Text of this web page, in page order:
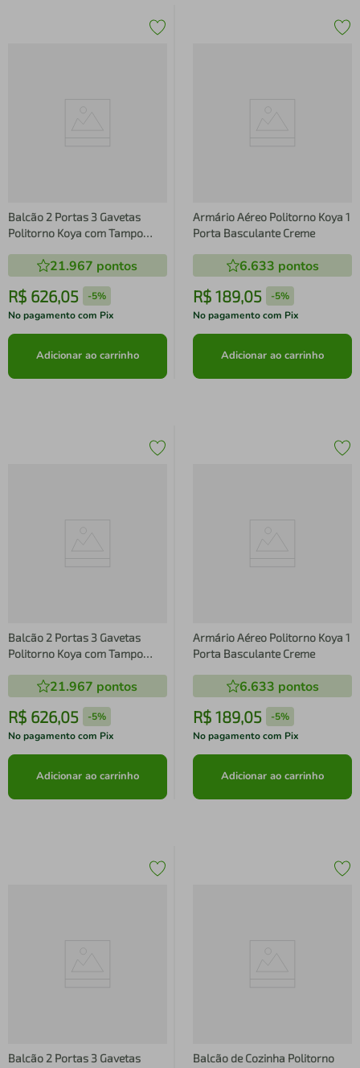
Balcão 2 Portas 3 Gavetas
Politorno Koya com Tampo
21.967 pontos
R$ 626,05 -5%
No pagamento com Pix
Adicionar ao carrinho
Armário Aéreo Politorno Koya 1
Porta Basculante Creme
6.633 pontos
R$ 189,05 -5%
No pagamento com Pix
Adicionar ao carrinho
Balcão 2 Portas 3 Gavetas
Politorno Koya com Tampo
21.967 pontos
R$ 626,05 -5%
No pagamento com Pix
Adicionar ao carrinho
Armário Aéreo Politorno Koya 1
Porta Basculante Creme
6.633 pontos
R$ 189,05 -5%
No pagamento com Pix
Adicionar ao carrinho
Balcão 2 Portas 3 Gavetas
Balcão de Cozinha Politorno